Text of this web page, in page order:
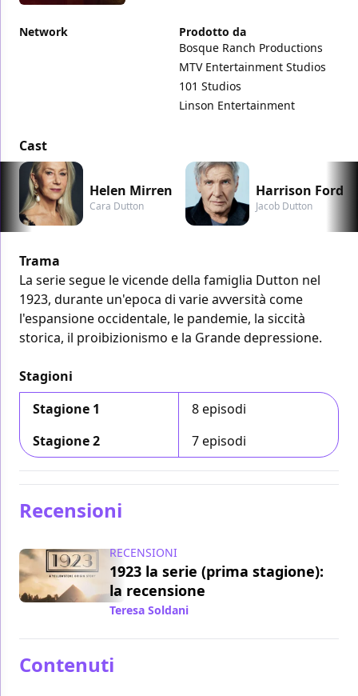
Network
Prodotto da
Bosque Ranch Productions
MTV Entertainment Studios
101 Studios
Linson Entertainment
Cast
Helen Mirren
Cara Dutton
Harrison Ford
Jacob Dutton
Trama
La serie segue le vicende della famiglia Dutton nel
1923, durante un'epoca di varie avversità come
l'espansione occidentale, le pandemie, la siccità
storica, il proibizionismo e la Grande depressione.
Stagioni
Stagione 1
8 episodi
Stagione 2
7 episodi
Recensioni
RECENSIONI
1923 la serie (prima stagione):
la recensione
Teresa Soldani
Contenuti